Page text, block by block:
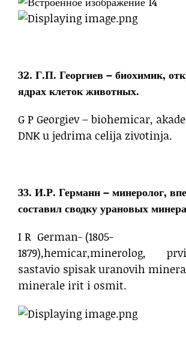
32. Г.П. Георгиев – биохимик,
ядрах клеток животных.
G P Georgiev – biohemicar,
DNK u jedrima celija zivotinja.
33. И.Р. Германн – минеролог,
составил сводку урановых
I R German- (1805-
1879),hemicar,minerolog,
sastavio spisak uranovih
minerale irit i osmit.